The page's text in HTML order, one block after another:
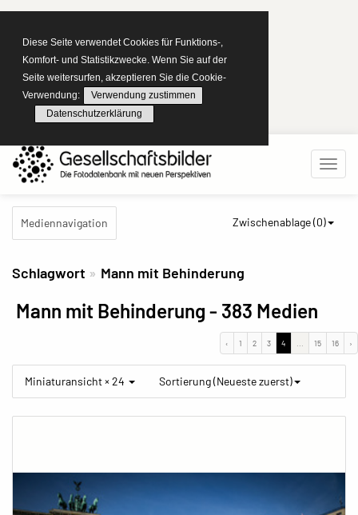
Diese Seite verwendet Cookies für Funktions-,
Komfort- und Statistikzwecke. Wenn Sie auf der
Seite weitersurfen, akzeptieren Sie die Cookie-
Verwendung:
Verwendung zustimmen
Datenschutzerklärung
Mediennavigation Zwischenablage (0)
Schlagwort Mann mit Behinderung
Mann mit Behinderung - 383 Medien
‹ 1 2 3 4 15 16 ›
Miniaturansicht × 24 Sortierung (Neueste zuerst)